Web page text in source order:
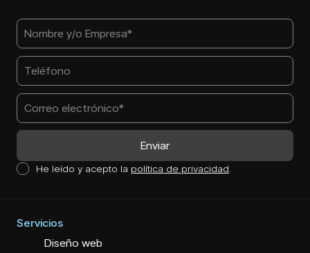
He leído y acepto la política de privacidad
Servicios
Diseño web